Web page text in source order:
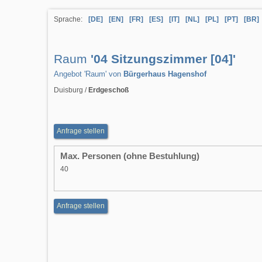
Sprache: [DE] [EN] [FR] [ES] [IT] [NL] [PL] [PT] [BR]
Raum '04 Sitzungszimmer [04]'
Angebot 'Raum' von Bürgerhaus Hagenshof
Duisburg / Erdgeschoß
Anfrage stellen
Max. Personen (ohne Bestuhlung)
40
Anfrage stellen